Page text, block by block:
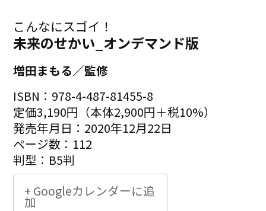
こんなにスゴイ！
未来のせかい_オンデマンド版
増田まもる／監修
ISBN：978-4-487-81455-8
定価3,190円（本体2,900円＋税10%）
発売年月日：2020年12月22日
ページ数：112
判型：B5判
+ Googleカレンダーに追
加